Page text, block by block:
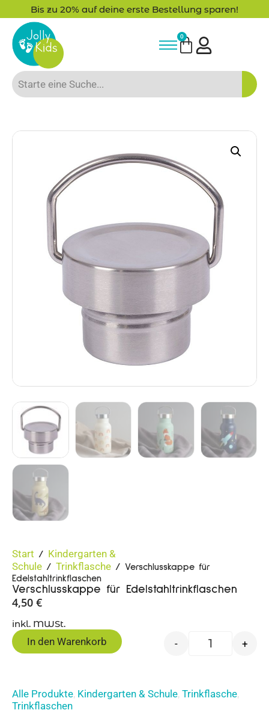
Bis zu 20% auf deine erste Bestellung sparen!
0
Start / Kindergarten &
Schule / Trinkflasche / Verschlusskappe für
Edelstahltrinkflaschen
Verschlusskappe für Edelstahltrinkflaschen
4,50 €
inkl. MWSt.
- +
In den Warenkorb
Alle Produkte, Kindergarten & Schule, Trinkflasche,
Trinkflaschen